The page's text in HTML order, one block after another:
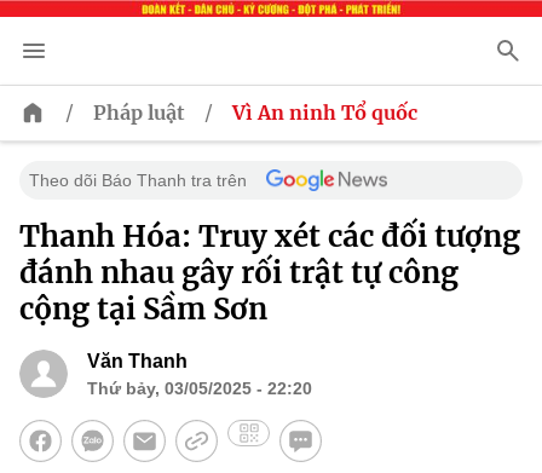
/ Pháp luật / Vì An ninh Tổ quốc
Theo dõi Báo Thanh tra trên
Thanh Hóa: Truy xét các đối tượng
đánh nhau gây rối trật tự công
cộng tại Sầm Sơn
Văn Thanh
Thứ bảy, 03/05/2025 - 22:20